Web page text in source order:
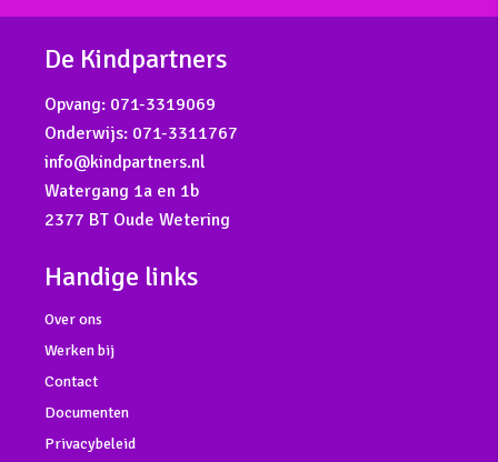
f
in
De Kindpartners
Opvang: 071-3319069
Onderwijs: 071-3311767
info@kindpartners.nl
Watergang 1a en 1b
2377 BT Oude Wetering
Handige links
Over ons
Werken bij
Contact
Documenten
Privacybeleid